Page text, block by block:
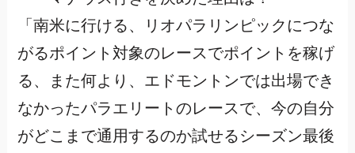
「南米に行ける、リオパラリンピックにつな
がるポイント対象のレースでポイントを稼げ
る、また何より、エドモントンでは出場でき
なかったパラエリートのレースで、今の自分
がどこまで通用するのか試せるシーズン最後